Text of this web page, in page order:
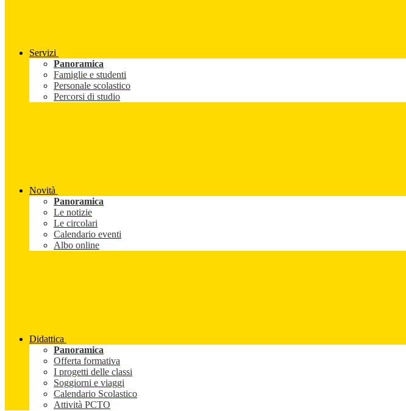
Servizi
Panoramica
Famiglie e studenti
Personale scolastico
Percorsi di studio
Novità
Panoramica
Le notizie
Le circolari
Calendario eventi
Albo online
Didattica
Panoramica
Offerta formativa
I progetti delle classi
Soggiorni e viaggi
Calendario Scolastico
Attività PCTO